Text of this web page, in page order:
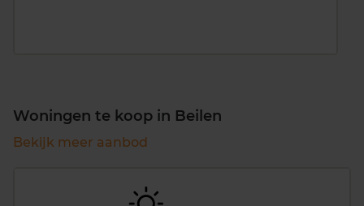
Woningen te koop in Beilen
Bekijk meer aanbod